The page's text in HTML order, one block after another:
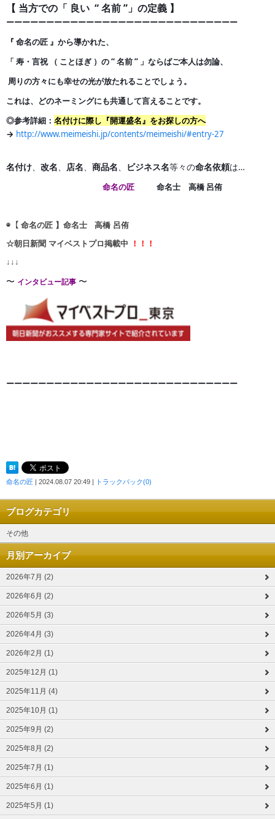
【 当方での「 良い “ 名前 ”」の定義 】
ーーーーーーーーーーーーーーーーーーーーーーーーーーーーー
『 命名の匠 』から導かれた、
「 寿・言祝 （ ことほぎ ）の“ 名前 ” 」ならばご本人は勿論、
周りの方々にも幸せの光が放たれることでしょう。
これは、どのネーミングにも共通して言えることです。
◎参考詳細： 名付けに際し『開運盛名』をお探しの方へ
→ http://www.meimeishi.jp/contents/meimeishi/#entry-27
名付け 改名 店名 商品名 ビジネス名等々の命名依頼は…
命名の匠 命名士 高橋 呂侑
◉【 命名の匠 】命名士 高橋 呂侑
☆朝日新聞 マイベストプロ掲載中
！！！
↓↓↓
〜 インタビュー記事 〜
ーーーーーーーーーーーーーーーーーーーーーーーーーーーーー
命名の匠 | 2024.08.07 20:49 | トラックバック(0)
ブログカテゴリ
その他
月別アーカイブ
2026年7月 (2)
2026年6月 (2)
2026年5月 (3)
2026年4月 (3)
2026年2月 (1)
2025年12月 (1)
2025年11月 (4)
2025年10月 (1)
2025年9月 (2)
2025年8月 (2)
2025年7月 (1)
2025年6月 (1)
2025年5月 (1)